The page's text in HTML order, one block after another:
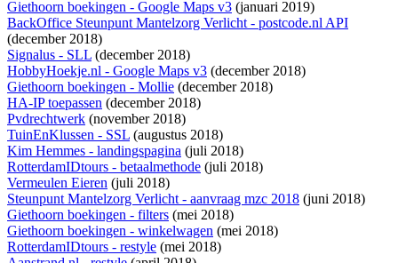
Giethoorn boekingen - Google Maps v3 (januari 2019)
BackOffice Steunpunt Mantelzorg Verlicht - postcode.nl API
(december 2018)
Signalus - SLL (december 2018)
HobbyHoekje.nl - Google Maps v3 (december 2018)
Giethoorn boekingen - Mollie (december 2018)
HA-IP toepassen (december 2018)
Pvdrechtwerk (november 2018)
TuinEnKlussen - SSL (augustus 2018)
Kim Hemmes - landingspagina (juli 2018)
RotterdamIDtours - betaalmethode (juli 2018)
Vermeulen Eieren (juli 2018)
Steunpunt Mantelzorg Verlicht - aanvraag mzc 2018 (juni 2018)
Giethoorn boekingen - filters (mei 2018)
Giethoorn boekingen - winkelwagen (mei 2018)
RotterdamIDtours - restyle (mei 2018)